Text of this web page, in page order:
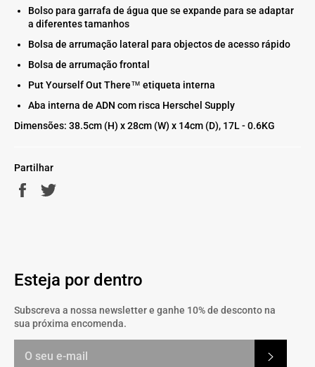
Bolso para garrafa de água que se expande para se adaptar
a diferentes tamanhos
Bolsa de arrumação lateral para objectos de acesso rápido
Bolsa de arrumação frontal
Put Yourself Out There™ etiqueta interna
Aba interna de ADN com risca Herschel Supply
Dimensões: 38.5cm (H) x 28cm (W) x 14cm (D), 17L - 0.6KG
Partilhar
Partilhe
no
Esteja por dentro
Subscreva a nossa newsletter e ganhe 10% de desconto na
sua próxima encomenda.